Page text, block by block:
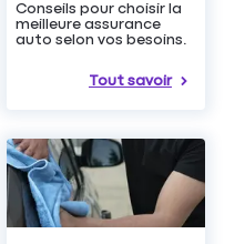
Conseils pour choisir la
meilleure assurance
auto selon vos besoins.
Tout savoir